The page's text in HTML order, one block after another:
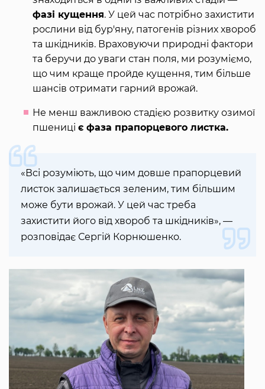
фазі кущення. У цей час потрібно захистити
рослини від бур'яну, патогенів різних хвороб
та шкідників. Враховуючи природні фактори
та беручи до уваги стан поля, ми розуміємо,
що чим краще пройде кущення, тим більше
шансів отримати гарний врожай.
Не менш важливою стадією розвитку озимої
пшениці є фаза прапорцевого листка.
«Всі розуміють, що чим довше прапорцевий
листок залишається зеленим, тим більшим
може бути врожай. У цей час треба
захистити його від хвороб та шкідників», —
розповідає Сергій Корнюшенко.